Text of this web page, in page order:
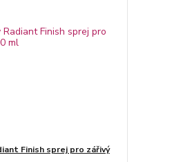
Finish sprej pro zářivý